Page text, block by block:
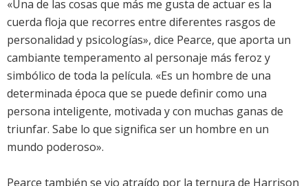
«Una de las cosas que más me gusta de actuar es la
cuerda floja que recorres entre diferentes rasgos de
personalidad y psicologías», dice Pearce, que aporta un
cambiante temperamento al personaje más feroz y
simbólico de toda la película. «Es un hombre de una
determinada época que se puede definir como una
persona inteligente, motivada y con muchas ganas de
triunfar. Sabe lo que significa ser un hombre en un
mundo poderoso».
Pearce también se vio atraído por la ternura de Harrison